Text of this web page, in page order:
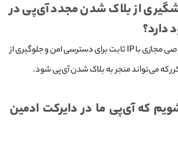
از بلاک شدن مجدد آی‌پی در
دارد؟
بله، استفاده از شبکه خصوصی مجازی با IP ثابت برای دسترسی امن و جلوگیری از
که می‌تواند منجر به بلاک شدن آی‌پی شود.
که آی‌پی ما در دایرکت ادمین